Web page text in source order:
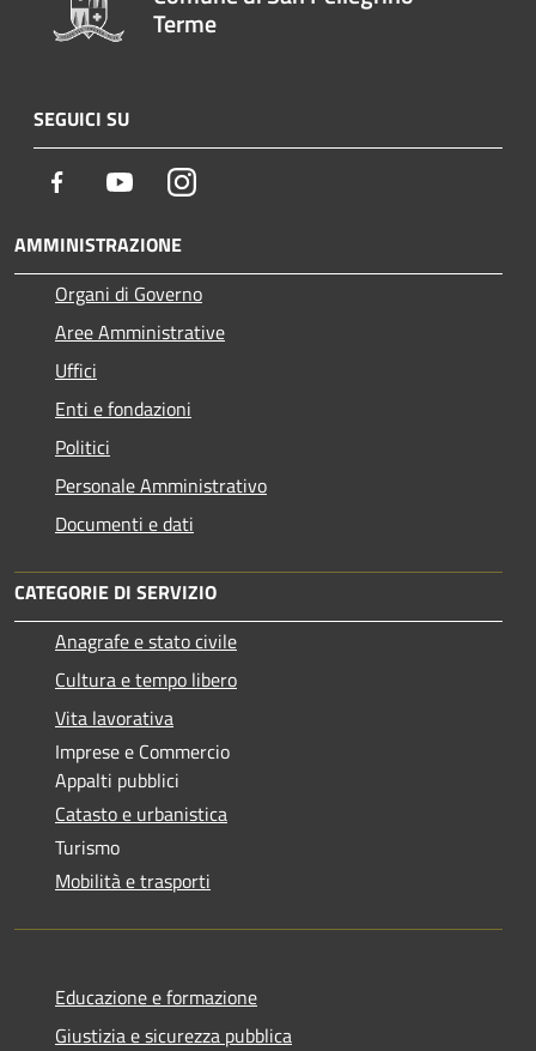
Terme
SEGUICI SU
Facebook YoutubeInstagram
AMMINISTRAZIONE
Organi di Governo
Aree Amministrative
Uffici
Enti e fondazioni
Politici
Personale Amministrativo
Documenti e dati
CATEGORIE DI SERVIZIO
Anagrafe e stato civile
Cultura e tempo libero
Vita lavorativa
Imprese e Commercio
Appalti pubblici
Catasto e urbanistica
Turismo
Mobilità e trasporti
Educazione e formazione
Giustizia e sicurezza pubblica